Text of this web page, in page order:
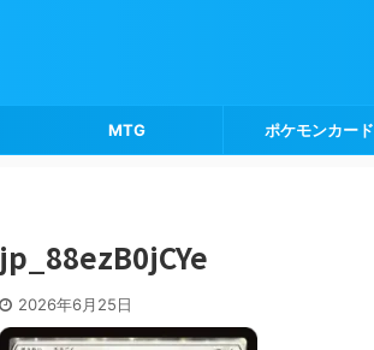
MTG ポケモンカード
jp_88ezB0jCYe
2026年6月25日